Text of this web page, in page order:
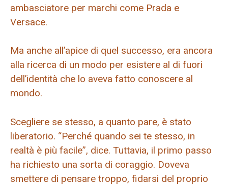
ambasciatore per marchi come Prada e
Versace.
Ma anche all’apice di quel successo, era ancora
alla ricerca di un modo per esistere al di fuori
dell’identità che lo aveva fatto conoscere al
mondo.
Scegliere se stesso, a quanto pare, è stato
liberatorio. “Perché quando sei te stesso, in
realtà è più facile”, dice. Tuttavia, il primo passo
ha richiesto una sorta di coraggio. Doveva
smettere di pensare troppo, fidarsi del proprio